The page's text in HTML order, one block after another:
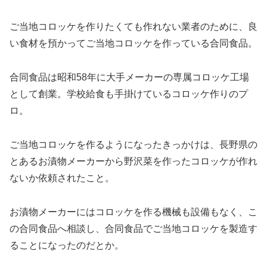
ご当地コロッケを作りたくても作れない業者のために、良
い食材を預かってご当地コロッケを作っている合同食品。
合同食品は昭和58年に大手メーカーの専属コロッケ工場
として創業。学校給食も手掛けているコロッケ作りのプ
ロ。
ご当地コロッケを作るようになったきっかけは、長野県の
とあるお漬物メーカーから野沢菜を作ったコロッケが作れ
ないか依頼されたこと。
お漬物メーカーにはコロッケを作る機械も設備もなく、こ
の合同食品へ相談し、合同食品でご当地コロッケを製造す
ることになったのだとか。